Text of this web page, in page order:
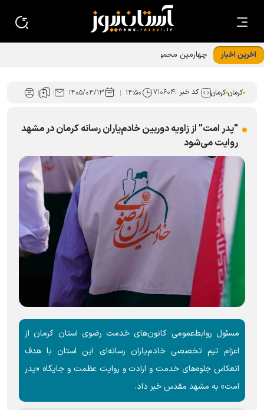
آخرین اخبار
چهارمین محموله مواد غذایی از نرماشیر به جزایر جنوبی کشور
کرمان کرمان کد خبر :۷۱۰۶۰۴ ۱۴:۵۰ ۱۴۰۵/۰۴/۱۳
"پدر امت" از زاویه دوربین خادم‌یاران رسانه کرمان در مشهد
روایت می‌شود
مسئول روابط‌عمومی کانون‌های خدمت رضوی استان کرمان از
اعزام تیم تخصصی خادم‌یاران رسانه‌ای این استان با هدف
انعکاس جلوه‌های خدمت و ارادت و روایت عظمت و جایگاه «پدر
امت» به مشهد مقدس خبر داد.